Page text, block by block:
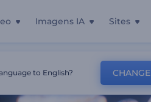
Imagens IA Sites
to English? CHANGE